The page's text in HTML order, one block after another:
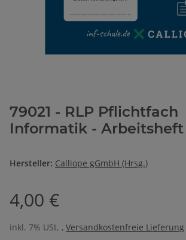
79021 - RLP Pflichtfach
Informatik - Arbeitsheft
Hersteller: Calliope gGmbH (Hrsg.)
4,00 €
inkl. 7% USt. , Versandkostenfreie Lieferung